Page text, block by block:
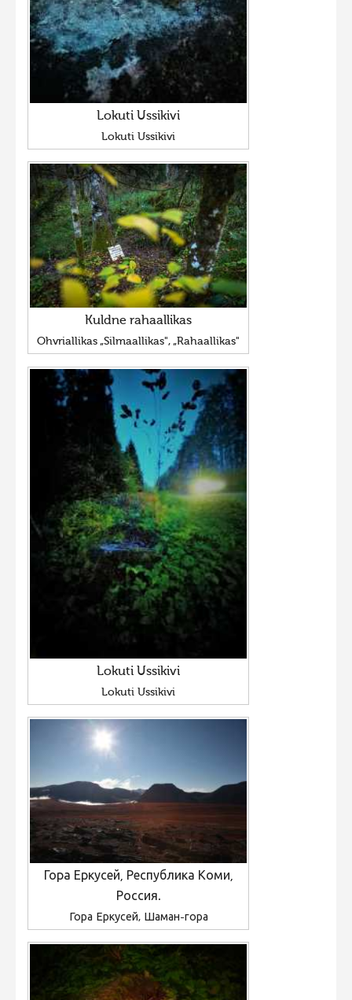
Lokuti Ussikivi
Lokuti Ussikivi
Kuldne rahaallikas
Ohvriallikas „Silmaallikas", „Rahaallikas"
Lokuti Ussikivi
Lokuti Ussikivi
Гора Еркусей, Республика Коми,
Россия.
Гора Еркусей, Шаман-гора